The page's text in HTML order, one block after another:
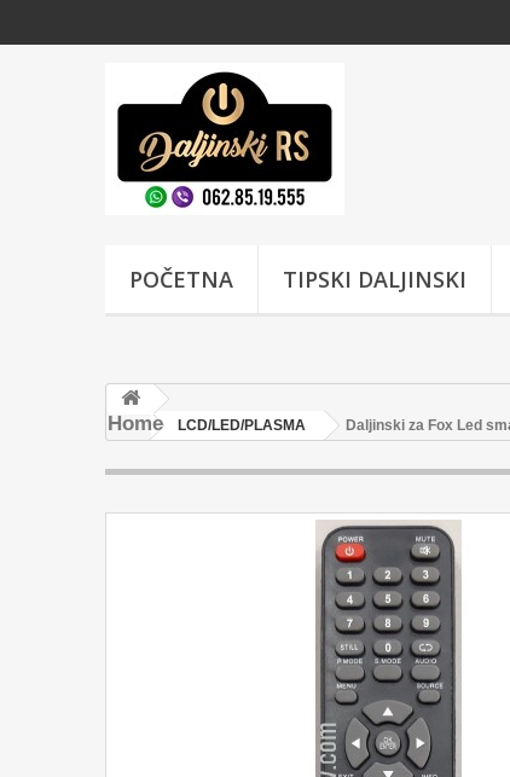
POČETNA TIPSKI DALJINSKI
Home LCD/LED/PLASMA Daljinski za Fox Led